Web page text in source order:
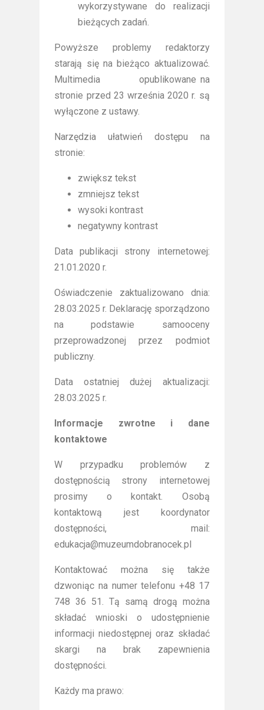
wykorzystywane do realizacji
bieżących zadań.
Powyższe problemy redaktorzy
starają się na bieżąco aktualizować.
Multimedia opublikowane na
stronie przed 23 września 2020 r. są
wyłączone z ustawy.
Narzędzia ułatwień dostępu na
stronie:
zwiększ tekst
zmniejsz tekst
wysoki kontrast
negatywny kontrast
Data publikacji strony internetowej:
21.01.2020 r.
Oświadczenie zaktualizowano dnia:
28.03.2025 r. Deklarację sporządzono
na podstawie samooceny
przeprowadzonej przez podmiot
publiczny.
Data ostatniej dużej aktualizacji:
28.03.2025 r.
Informacje zwrotne i dane
kontaktowe
W przypadku problemów z
dostępnością strony internetowej
prosimy o kontakt. Osobą
kontaktową jest koordynator
dostępności, mail:
edukacja@muzeumdobranocek.pl
Kontaktować można się także
dzwoniąc na numer telefonu +48 17
748 36 51. Tą samą drogą można
składać wnioski o udostępnienie
informacji niedostępnej oraz składać
skargi na brak zapewnienia
dostępności.
Każdy ma prawo: